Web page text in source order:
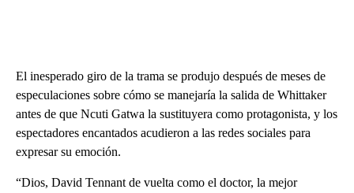
El inesperado giro de la trama se produjo después de meses de
especulaciones sobre cómo se manejaría la salida de Whittaker
antes de que Ncuti Gatwa la sustituyera como protagonista, y los
espectadores encantados acudieron a las redes sociales para
expresar su emoción.
“Dios, David Tennant de vuelta como el doctor, la mejor